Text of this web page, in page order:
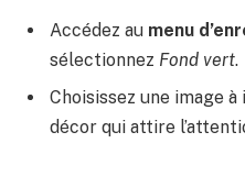
Accédez au menu
sélectionnez Fond vert.
Choisissez une image
décor qui attire